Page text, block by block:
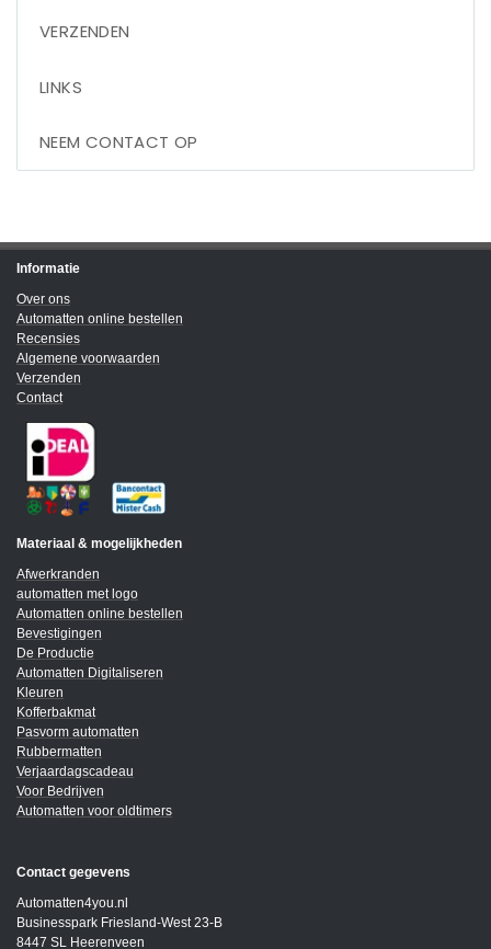
VERZENDEN
LINKS
NEEM CONTACT OP
Informatie
Over ons
Automatten online bestellen
Recensies
Algemene voorwaarden
Verzenden
Contact
Materiaal & mogelijkheden
Afwerkranden
automatten met logo
Automatten online bestellen
Bevestigingen
De Productie
Automatten Digitaliseren
Kleuren
Kofferbakmat
Pasvorm automatten
Rubbermatten
Verjaardagscadeau
Voor Bedrijven
Automatten voor oldtimers
Contact gegevens
Automatten4you.nl
Businesspark Friesland-West 23-B
8447 SL Heerenveen